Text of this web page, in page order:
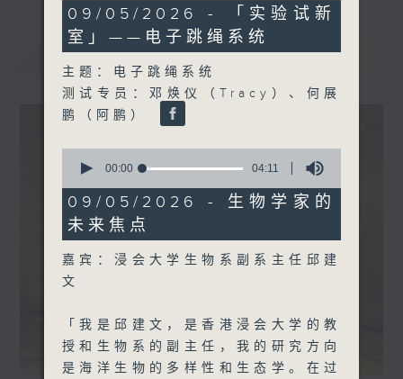
何应用于日常生活，透过研发者介绍、配合现场实
测、在不同应用场境展示技术效能。同时亦会邀请使
用者分享使用心得及感受，展示科技如何提升生活质
素，拓阔听众对科技应用的想像。
监制: 萧洛汶 、张璟莹
最新 LATEST
7
minutes,
22
seconds
09/05/2026 - 「实验试新
室」——电子跳绳系统
主题：电子跳绳系统
测试专员：邓焕仪（Tracy）、何展
鹏（阿鹏）
seconds
4
minutes,
11
seconds
00:00 04:11
09/05/2026 - 生物学家的
未来焦点
嘉宾：浸会大学生物系副系主任邱建
文
「我是邱建文，是香港浸会大学的教
授和生物系的副主任，我的研究方向
是海洋生物的多样性和生态学。在过